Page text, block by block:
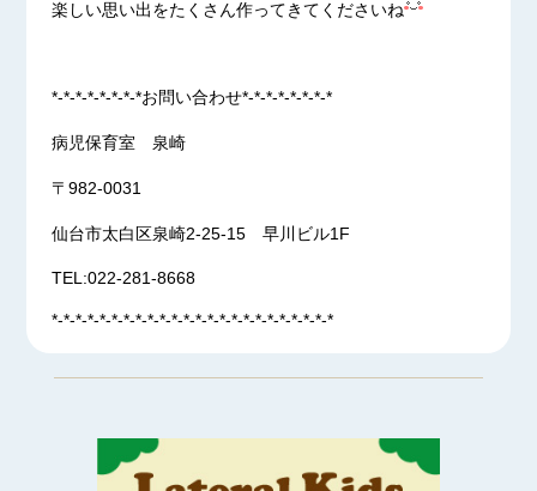
楽しい思い出をたくさん作ってきてくださいね
*-*-*-*-*-*-*-*お問い合わせ*-*-*-*-*-*-*-*
病児保育室 泉崎
〒982-0031
仙台市太白区泉崎2-25-15 早川ビル1F
TEL:022-281-8668
*-*-*-*-*-*-*-*-*-*-*-*-*-*-*-*-*-*-*-*-*-*-*-*